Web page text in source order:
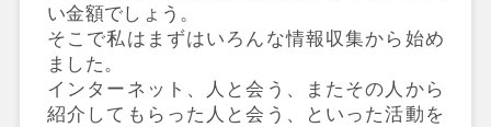
い金額でしょう。
そこで私はまずはいろんな情報収集から始め
ました。
インターネット、人と会う、またその人から
紹介してもらった人と会う、といった活動を